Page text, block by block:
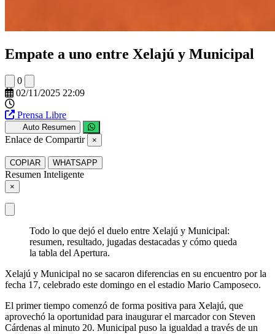
Empate a uno entre Xelajú y Municipal
0
02/11/2025 22:09
Prensa Libre
Auto Resumen
Enlace de Compartir ×
COPIAR WHATSAPP
Resumen Inteligente
×
Todo lo que dejó el duelo entre Xelajú y Municipal:
resumen, resultado, jugadas destacadas y cómo queda
la tabla del Apertura.
Xelajú y Municipal no se sacaron diferencias en su encuentro por la
fecha 17, celebrado este domingo en el estadio Mario Camposeco.
El primer tiempo comenzó de forma positiva para Xelajú, que
aprovechó la oportunidad para inaugurar el marcador con Steven
Cárdenas al minuto 20. Municipal puso la igualdad a través de un